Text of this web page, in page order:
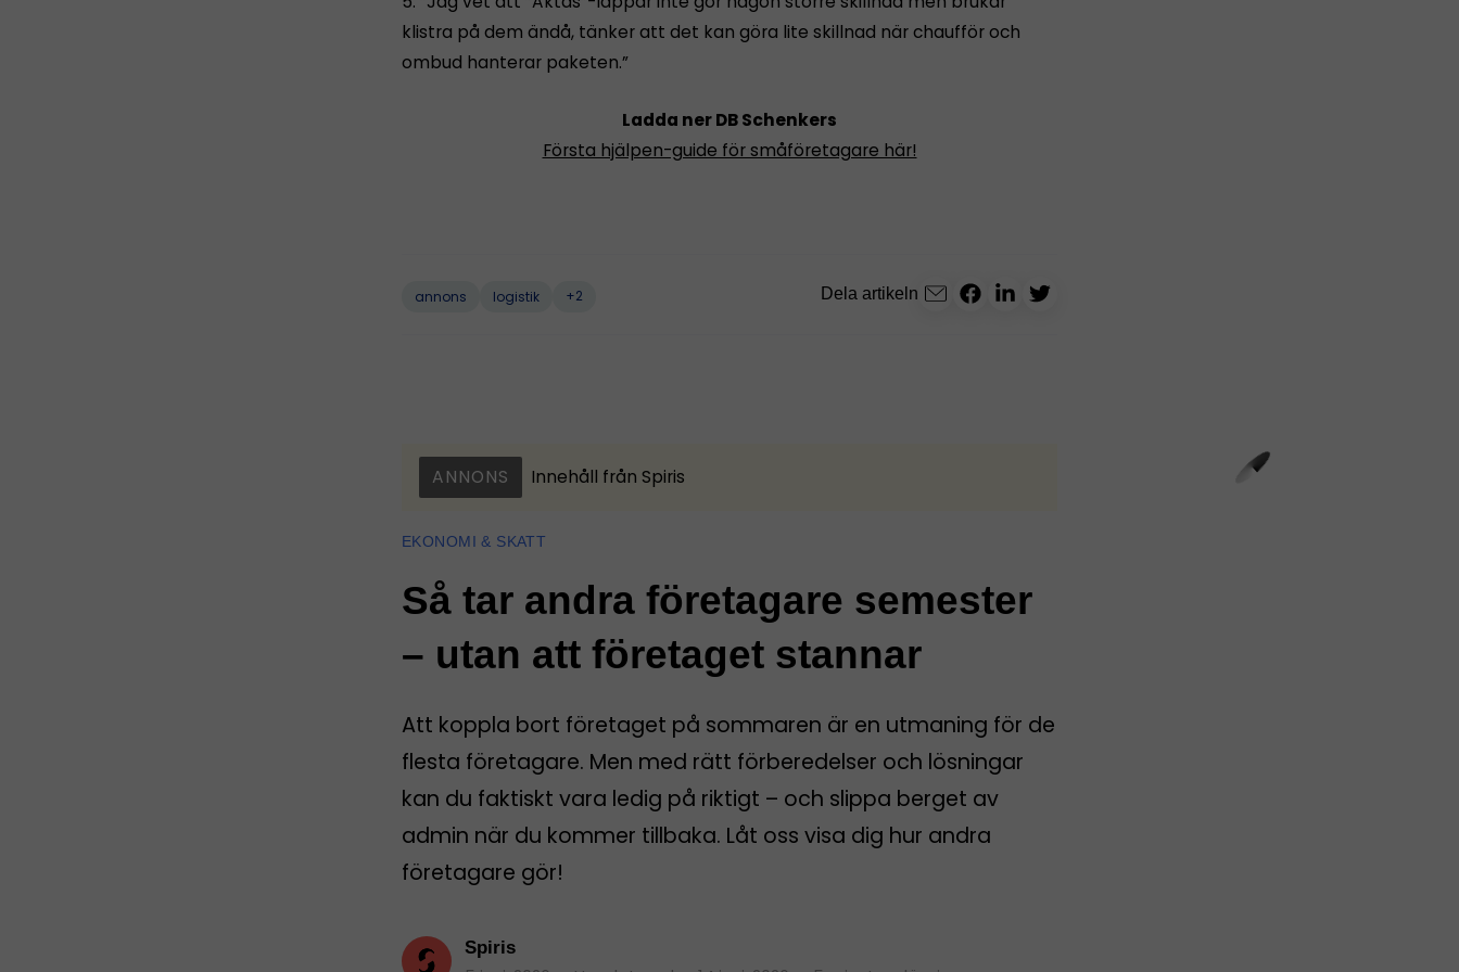
klistra på dem ändå, tänker att det kan göra lite skillnad när chaufför och
ombud hanterar paketen.”
Ladda ner DB Schenkers
Första hjälpen-guide för småföretagare här!
annons logistik +2 Dela artikeln
ANNONS Innehåll från Spiris
EKONOMI & SKATT
Så tar andra företagare semester
– utan att företaget stannar
Att koppla bort företaget på sommaren är en utmaning för de
flesta företagare. Men med rätt förberedelser och lösningar
kan du faktiskt vara ledig på riktigt – och slippa berget av
admin när du kommer tillbaka. Låt oss visa dig hur andra
företagare gör!
Spiris